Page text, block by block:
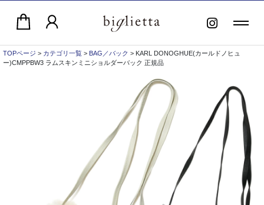
TOPページ > カテゴリ一覧 > BAG／バック > KARL DONOGHUE(カールドノヒュ
ー)CMPPBW3 ラムスキンミニショルダーバック 正規品